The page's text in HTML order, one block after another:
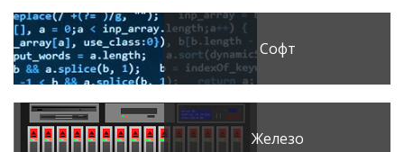
Софт
Железо